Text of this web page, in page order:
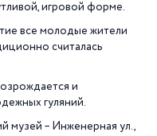
игровой форме.
все молодые жители
считалась
и
гуляний.
музей – Инженерная ул.,